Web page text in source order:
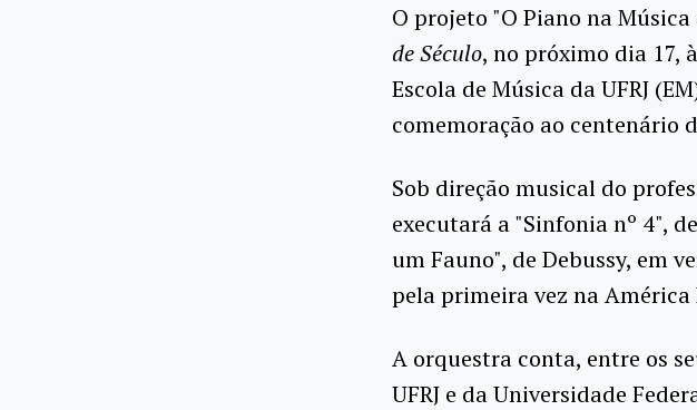
O projeto "O Piano na
de Século, no próximo dia 17,
Escola de Música da UFRJ
comemoração ao centenário
Sob direção musical do
executará a "Sinfonia nº 4",
um Fauno", de Debussy, em
pela primeira vez na
A orquestra conta, entre os
UFRJ e da Universidade